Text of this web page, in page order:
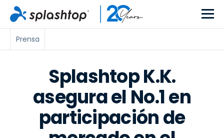
Prensa
Splashtop K.K.
asegura el No.1 en
participación de